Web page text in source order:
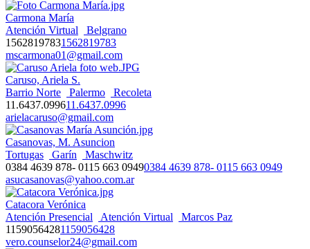
Carmona María
Atención Virtual
Belgrano
15628197831562819783
mscarmona01@gmail.com
Caruso, Ariela S.
Barrio Norte
Palermo
Recoleta
11.6437.099611.6437.0996
arielacaruso@gmail.com
Casanovas, M. Asuncion
Tortugas
Garín
Maschwitz
0384 4639 878- 0115 663 09490384 4639 878- 0115 663 0949
asucasanovas@yahoo.com.ar
Catacora Verónica
Atención Presencial
Atención Virtual
Marcos Paz
11590564281159056428
vero.counselor24@gmail.com